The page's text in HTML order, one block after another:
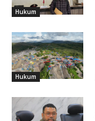
Hukum
Hukum